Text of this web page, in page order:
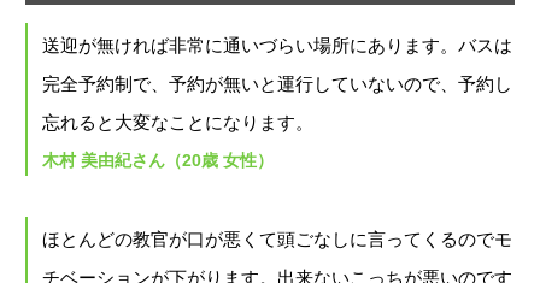
送迎が無ければ非常に通いづらい場所にあります。バスは
完全予約制で、予約が無いと運行していないので、予約し
忘れると大変なことになります。
木村 美由紀さん（20歳 女性）
ほとんどの教官が口が悪くて頭ごなしに言ってくるのでモ
チベーションが下がります。出来ないこっちが悪いのです